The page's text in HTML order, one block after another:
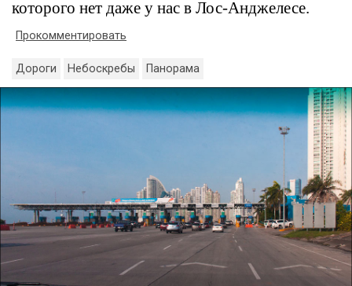
которого нет даже у нас в Лос-Анджелесе.
Прокомментировать
Дороги Небоскребы Панорама